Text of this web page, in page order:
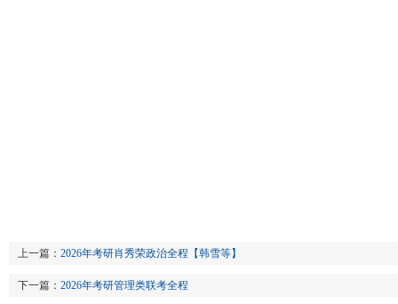
上一篇： 2026年考研肖秀荣政治全程【韩雪等】
下一篇： 2026年考研管理类联考全程